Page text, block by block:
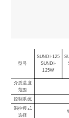
型号
SUNDI-125
SUNDI-
125W
介质温度
范围
控制系统
温控模式
选择